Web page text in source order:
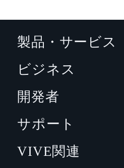
製品・サービス
ビジネス
開発者
サポート
VIVE関連